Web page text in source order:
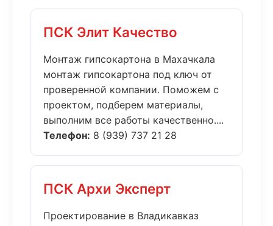
ПСК Элит Качество
Монтаж гипсокартона в Махачкала
монтаж гипсокартона под ключ от
проверенной компании. Поможем с
проектом, подберем материалы,
выполним все работы качественно....
Телефон: 8 (939) 737 21 28
ПСК Архи Эксперт
Проектирование в Владикавказ